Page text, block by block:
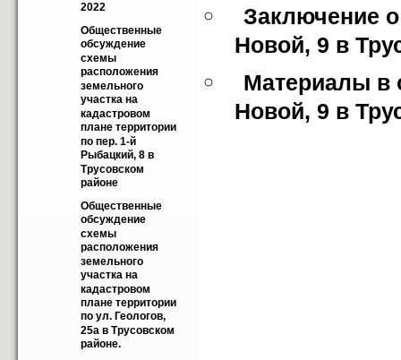
2022
Общественные
обсуждение
схемы
расположения
земельного
участка на
кадастровом
плане территории
по пер. 1-й
Рыбацкий, 8 в
Трусовском
районе
Общественные
обсуждение
схемы
расположения
земельного
участка на
кадастровом
плане территории
по ул. Геологов,
25а в Трусовском
районе.
Заключение
Новой, 9 в
Материалы в
Новой, 9 в